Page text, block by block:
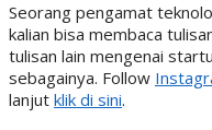
Seorang pengamat
kalian bisa membaca
tulisan lain mengenai
sebagainya. Follow
lanjut klik di sini.